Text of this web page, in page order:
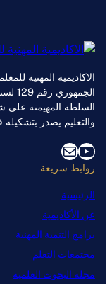
الاكاديمية المهنية
السلطة المهيمنة على
والتعليم يصدر
يوتيوببريد
روابط سريعة
الرئيسية
عن الأكاديمية
برامج التنمية المهنية
مجتمعات التعلم
مجلة البحوث العلمية